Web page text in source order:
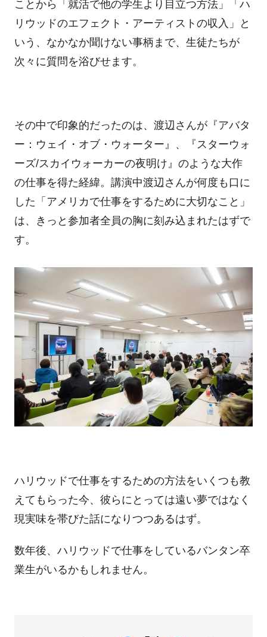
ことから「就活で他の学生より目立つ方法」「ハ
リウッドのエフェクト・アーティストの収入」と
いう、なかなか聞けない事柄まで、生徒たちが
次々に質問を浴びせます。
その中で印象的だったのは、渡辺さんが『アバタ
ー：ウェイ・オブ・ウォーター』、『スターウォ
ーズ/スカイウォーカーの夜明け』のような大作
の仕事を得た経緯。講演中渡辺さんが何度も口に
した「アメリカで仕事をするために大切なこと」
は、きっと参加者全員の胸に刻み込まれたはずで
す。
ハリウッドで仕事をするための方法をいくつも教
えてもらった今、彼らにとっては遠い夢ではなく
現実味を帯びた話になりつつあるはず。
数年後、ハリウッドで仕事をしているバンタン卒
業生がいるかもしれません。